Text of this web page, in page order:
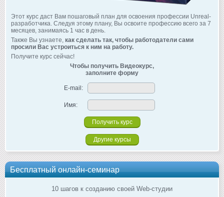
Этот курс даст Вам пошаговый план для освоения профессии Unreal-
разработчика. Следуя этому плану, Вы освоите профессию всего за 7
месяцев, занимаясь 1 час в день.
Также Вы узнаете, как сделать так, чтобы работодатели сами
просили Вас устроиться к ним на работу.
Получите курс сейчас!
Чтобы получить Видеокурс,
заполните форму
E-mail:
Имя:
Другие курсы
Бесплатный онлайн-семинар
10 шагов к созданию своей Web-студии